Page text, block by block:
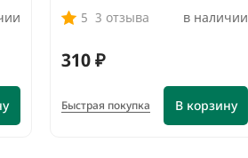
5 3 отзыва в наличии
310 ₽
В корзину
Быстрая покупка